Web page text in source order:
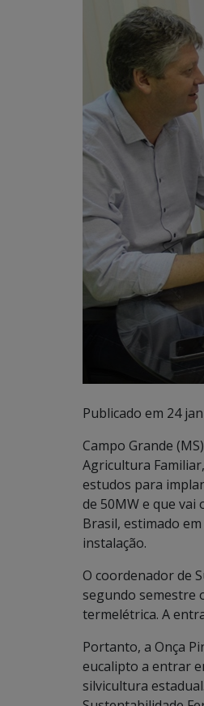
Publicado em 24
Campo Grande
Agricultura
estudos para
de 50MW e que
Brasil, estimado
instalação.
O coordenador de
segundo semestre
termelétrica. A
Portanto, a Onça
eucalipto a entrar
silvicultura